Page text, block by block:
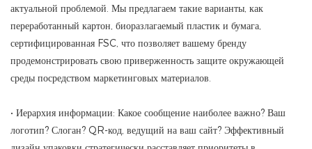
актуальной проблемой. Мы предлагаем такие варианты, как
переработанный картон, биоразлагаемый пластик и бумага,
сертифицированная FSC, что позволяет вашему бренду
продемонстрировать свою приверженность защите окружающей
среды посредством маркетинговых материалов.
• Иерархия информации: Какое сообщение наиболее важно? Ваш
логотип? Слоган? QR-код, ведущий на ваш сайт? Эффективный